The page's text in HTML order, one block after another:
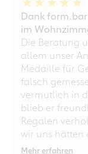
Dank
im
Die Beratung
allem unser
Medaille für
falsch
vermutlich in
blieb er
Regalen
wir uns hätten
Empfehlung –
Mehr erfahren